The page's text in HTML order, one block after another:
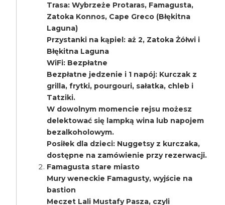
Trasa: Wybrzeże Protaras, Famagusta,
Zatoka Konnos, Cape Greco (Błękitna
Laguna)
Przystanki na kąpiel: aż 2, Zatoka Żółwi i
Błękitna Laguna
WiFi: Bezpłatne
Bezpłatne jedzenie i 1 napój: Kurczak z
grilla, frytki, pourgouri, sałatka, chleb i
Tatziki.
W dowolnym momencie rejsu możesz
delektować się lampką wina lub napojem
bezalkoholowym.
Posiłek dla dzieci: Nuggetsy z kurczaka,
dostępne na zamówienie przy rezerwacji.
Famagusta stare miasto
Mury weneckie Famagusty, wyjście na
bastion
Meczet Lali Mustafy Pasza, czyli